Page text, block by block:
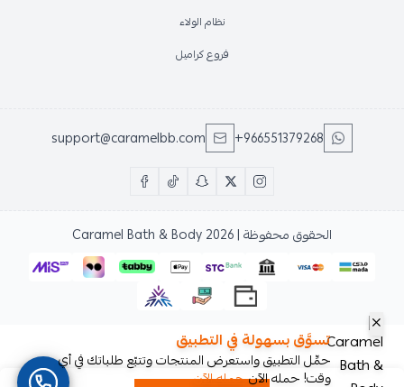
نظام الولاء
فروع كراميل
+966551379268
support@caramelbb.com
الحقوق محفوظة | 2026 Caramel Bath & Body
تسوَّق بسهولة في التطبيق
حمِّل التطبيق واستعرض المنتجات وتتبّع طلباتك في أي
وقت! حمله الآنحمله الآن